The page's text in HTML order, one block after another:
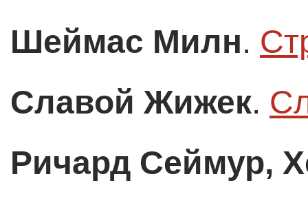
Шеймас Милн.
Славой Жижек.
Ричард Сеймур,